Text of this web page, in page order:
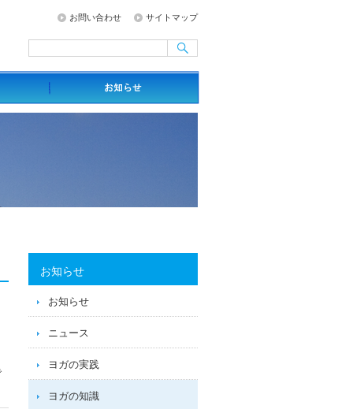
お問い合わせ サイトマップ
お知らせ
お知らせ
ニュース
ヨガの実践
ヨガの知識